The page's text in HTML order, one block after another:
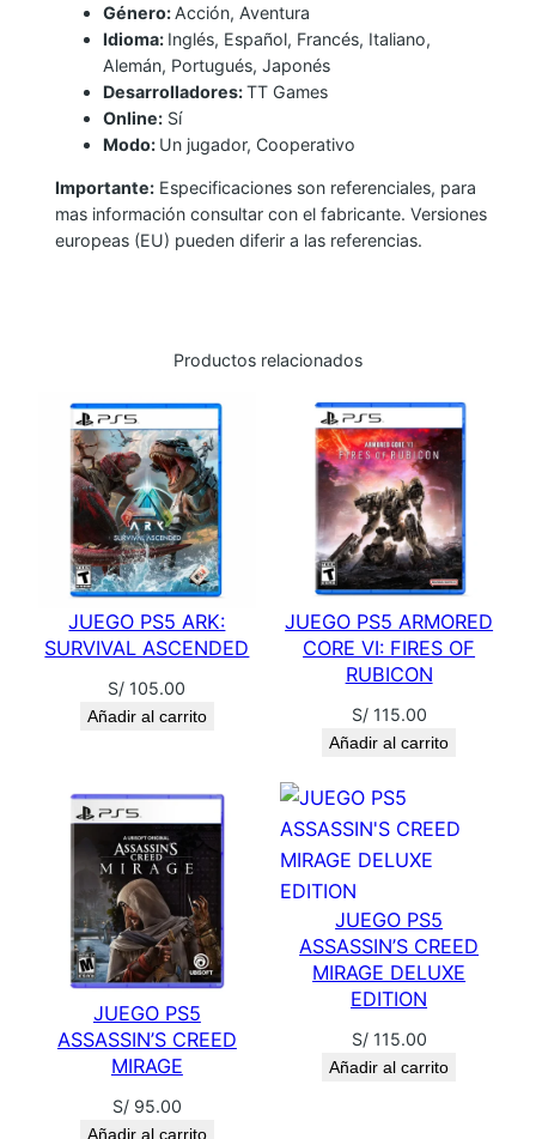
Género: Acción, Aventura
Idioma: Inglés, Español, Francés, Italiano,
Alemán, Portugués, Japonés
Desarrolladores:TT Games
Online: Sí
Modo: Un jugador, Cooperativo
Importante: Especificaciones son referenciales, para
mas información consultar con el fabricante. Versiones
europeas (EU) pueden diferir a las referencias.
Productos relacionados
JUEGO PS5 ARK:
SURVIVAL ASCENDED
S/ 105.00
Añadir al carrito
JUEGO PS5 ARMORED
CORE VI: FIRES OF
RUBICON
S/115.00
Añadir al carrito
JUEGO PS5
ASSASSIN’S CREED
MIRAGE
S/95.00
Añadir al carrito
JUEGO PS5
ASSASSIN’S CREED
MIRAGE DELUXE
EDITION
S/115.00
Añadir al carrito